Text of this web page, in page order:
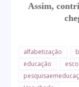
Assim,
alfabetização
educação